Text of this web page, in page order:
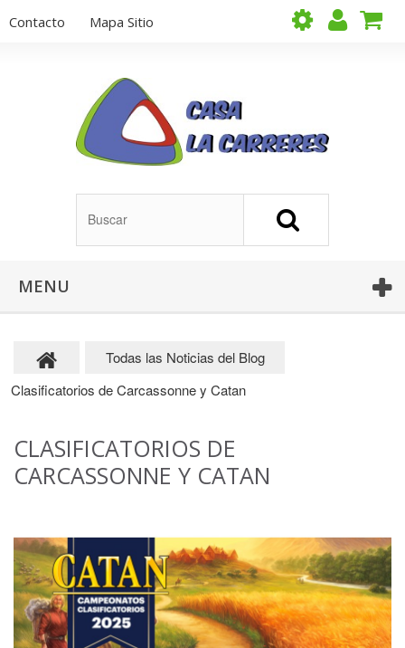
Contacto Mapa Sitio
MENU
Todas las Noticias del Blog
Clasificatorios de Carcassonne y Catan
CLASIFICATORIOS DE
CARCASSONNE Y CATAN